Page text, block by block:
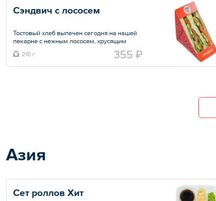
Сэндвич с лососем
Тостовый хлеб выпечен сегодня на нашей
пекарне с нежным лососем, хрусящим
салатом и оригинальным соусом.
Общий вес – 210 г
210 г 355 ₽
Азия
Сет роллов Хит